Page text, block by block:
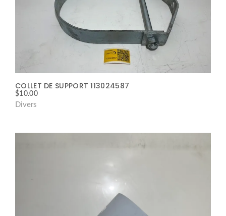
COLLET DE SUPPORT 113024587
$10.00
Divers